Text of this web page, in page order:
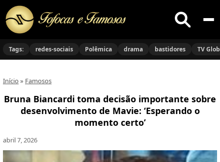
Buscar
no
Tags: redes-sociais Polêmica drama bastidores TV
Início » Famosos
Bruna Biancardi toma decisão importante sobre
desenvolvimento de Mavie: ‘Esperando o
momento certo’
abril 7, 2026